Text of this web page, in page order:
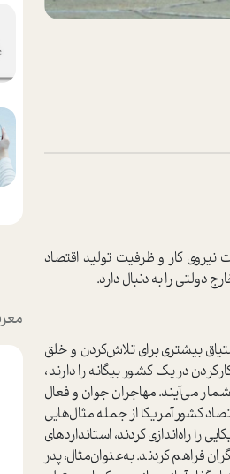
کار و ظرفیت تولید اقتصاد
دولتی را به دنبال دارد.
بیشتری برای تلاش‌کردن و خلق
در یک کشور بیگانه را دارند،
می‌آیند. مهاجران جوان و فعال
کشور آمریکا از جمله مثال‌هایی
راه‌اندازی کردند، استانداردهای
فراهم کردند. به‌عنوان‌مثال، پدر